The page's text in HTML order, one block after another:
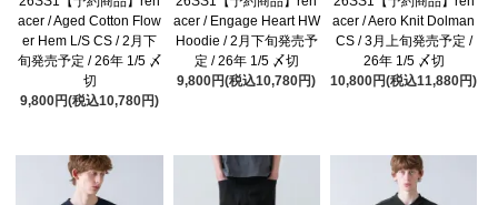
acer / Aged Cotton Flow
er Hem L/S CS / 2月下
旬発売予定 / 26年 1/5 〆
切
9,800円(税込10,780円)
acer / Engage Heart HW
Hoodie / 2月下旬発売予
定 / 26年 1/5 〆切
9,800円(税込10,780円)
acer / Aero Knit Dolman
CS / 3月上旬発売予定 /
26年 1/5 〆切
10,800円(税込11,880円)